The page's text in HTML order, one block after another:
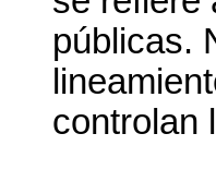
públicas.
controlan